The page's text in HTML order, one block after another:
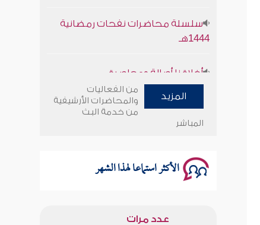
1444هـ
وأمنهم من خوف 9
سلسلة محاضرات نفحات رمضانية
المزيد
من الفعاليات
والمحاضرات الأرشيفية
من خدمة البث
المباشر
الأكثر استماعا لهذا الشهر
عدد مرات